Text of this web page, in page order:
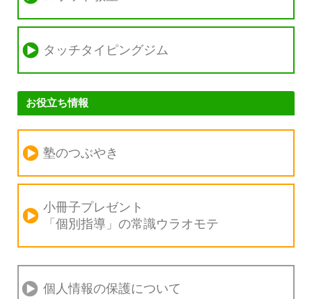
タッチタイピングジム
お役立ち情報
塾のつぶやき
小冊子プレゼント
「個別指導」の常識ウラオモテ
個人情報の保護について